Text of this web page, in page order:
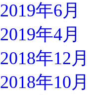
2019年6月
2019年4月
2018年12月
2018年10月